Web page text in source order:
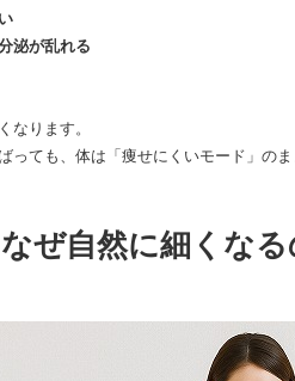
泌が乱れる
なります。
っても、体は「痩せにくいモード」のま
ぜ自然に細くなる